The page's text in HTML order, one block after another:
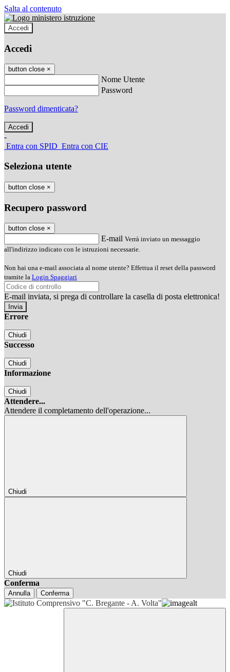
Salta al contenuto
Accedi
Accedi
button close ×
Nome Utente
Password
Password dimenticata?
-
Entra con SPID Entra con CIE
Seleziona utente
button close ×
Recupero password
button close ×
E-mail Verrà inviato un messaggio
all'indirizzo indicato con le istruzioni necessarie.
Non hai una e-mail associata al nome utente? Effettua il reset della password
tramite la Login Spaggiari
E-mail inviata, si prega di controllare la casella di posta elettronica!
Errore
Chiudi
Successo
Chiudi
Informazione
Chiudi
Attendere...
Attendere il completamento dell'operazione...
Chiudi
Chiudi
Conferma
Annulla Conferma